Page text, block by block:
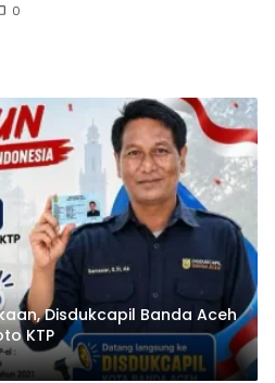
0
Disdukcapil Banda Aceh
KTP